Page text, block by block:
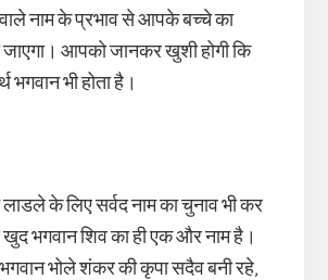
नाम के प्रभाव से आपके बच्चे का
आपको जानकर खुशी होगी कि
भी होता है।
के लिए सर्वद नाम का चुनाव भी कर
भगवान शिव का ही एक और नाम है।
भोले शंकर की कृपा सदैव बनी रहे,